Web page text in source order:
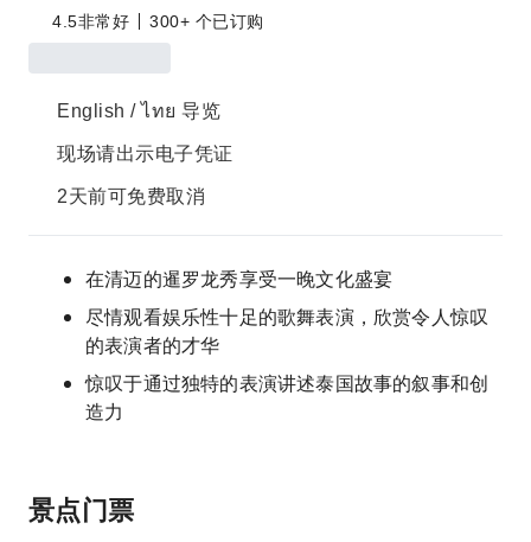
4.5非常好 300+ 个已订购
English / ไทย 导览
现场请出示电子凭证
2天前可免费取消
在清迈的暹罗龙秀享受一晚文化盛宴
尽情观看娱乐性十足的歌舞表演，欣赏令人惊叹
的表演者的才华
惊叹于通过独特的表演讲述泰国故事的叙事和创
造力
景点门票